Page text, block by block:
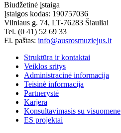
Biudžetinė įstaiga
Įstaigos kodas: 190757036
Vilniaus g. 74, LT-76283 Šiauliai
Tel. (0 41) 52 69 33
El. paštas: info@ausrosmuziejus.lt
Struktūra ir kontaktai
Veiklos sritys
Administracinė informacija
Teisinė informacija
Partnerystė
Karjera
Konsultavimasis su visuomene
ES projektai